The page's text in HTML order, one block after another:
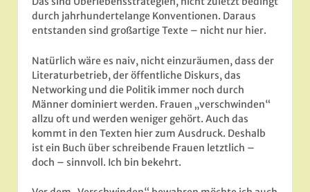
durch jahrhundertelange Konventionen. Daraus
entstanden sind großartige Texte – nicht nur hier.
Natürlich wäre es naiv, nicht einzuräumen, dass der
Literaturbetrieb, der öffentliche Diskurs, das
Networking und die Politik immer noch durch
Männer dominiert werden. Frauen „verschwinden“
allzu oft und werden weniger gehört. Auch das
kommt in den Texten hier zum Ausdruck. Deshalb
ist ein Buch über schreibende Frauen letztlich –
doch – sinnvoll. Ich bin bekehrt.